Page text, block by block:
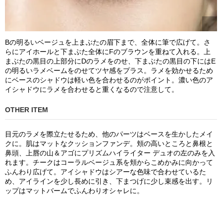
Bの明るいベージュを上まぶたの眉下まで、全体に筆で広げて。さ
らにアイホールと下まぶた全体にFのブラウンを重ねて入れる。上
まぶたの黒目の上部分にDのラメをのせ、下まぶたの黒目の下にはE
の明るいラメベームをのせてツヤ感をプラス。ラメを効かせるため
にベースのシャドウは軽い色を合わせるのがポイント。濃い色のア
イシャドウにラメを合わせると重くなるので注意して。
OTHER ITEM
目元のラメを際立たせるため、他のパーツはベースを生かしたメイ
クに。肌はマットなクッションファンデ。頬の高いところと鼻根と
鼻頭、上唇の山＆アゴにプリズムハイライター デュオの左のみを入
れます。チークはコーラルベージュ系を頬からこめかみに向かって
ふんわり広げて。アイシャドウはシアーな色味で合わせているた
め、アイラインを少し長めに引き、下まつげに少し束感を出す。リ
ップはマットバームでふんわりオシャレに。